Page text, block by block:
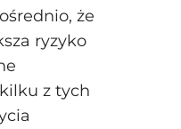
że
ryzyko
z tych